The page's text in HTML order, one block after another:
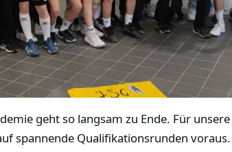
geht so langsam zu Ende. Für
spannende Qualifikationsrunden